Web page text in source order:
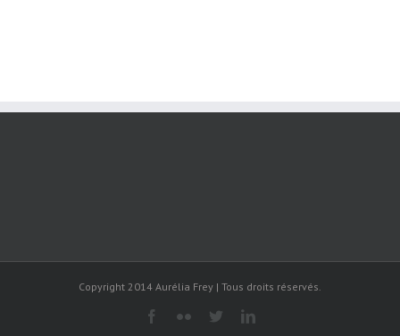
Copyright 2014 Aurélia Frey | Tous droits réservés.